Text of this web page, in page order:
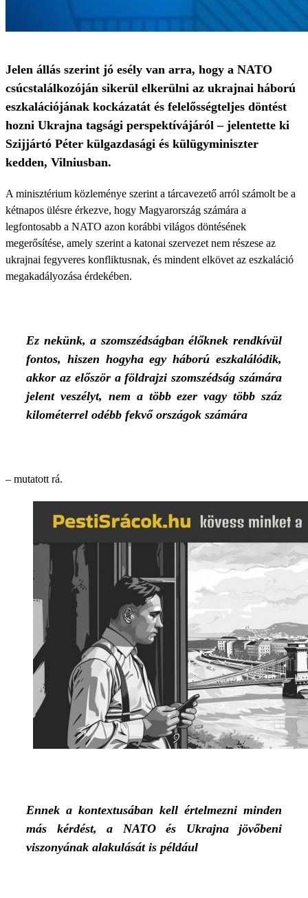
Jelen állás szerint jó esély van arra, hogy a NATO
csúcstalálkozóján sikerül elkerülni az ukrajnai háború
eszkalációjának kockázatát és felelősségteljes döntést
hozni Ukrajna tagsági perspektívájáról – jelentette ki
Szijjártó Péter külgazdasági és külügyminiszter
kedden, Vilniusban.
A minisztérium közleménye szerint a tárcavezető arról számolt be a
kétnapos ülésre érkezve, hogy Magyarország számára a
legfontosabb a NATO azon korábbi világos döntésének
megerősítése, amely szerint a katonai szervezet nem részese az
ukrajnai fegyveres konfliktusnak, és mindent elkövet az eszkaláció
megakadályozása érdekében.
Ez nekünk, a szomszédságban élőknek rendkívül
fontos, hiszen hogyha egy háború eszkalálódik,
akkor az először a földrajzi szomszédság számára
jelent veszélyt, nem a több ezer vagy több száz
kilométerrel odébb fekvő országok számára
– mutatott rá.
Ennek a kontextusában kell értelmezni minden
más kérdést, a NATO és Ukrajna jövőbeni
viszonyának alakulását is például